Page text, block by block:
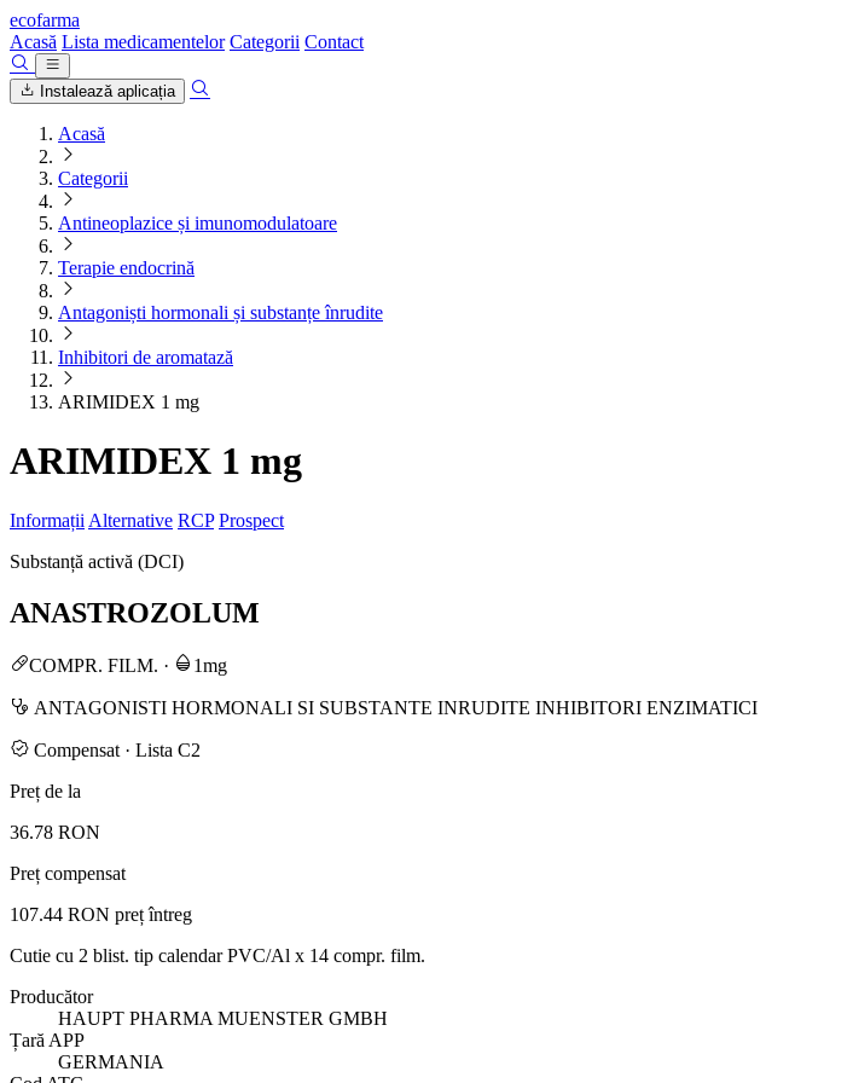
ecofarma
Acasă Lista medicamentelor Categorii Contact
Instalează aplicația
Acasă
Categorii
Antineoplazice și imunomodulatoare
Terapie endocrină
Antagoniști hormonali și substanțe înrudite
Inhibitori de aromatază
ARIMIDEX 1 mg
ARIMIDEX 1 mg
Informații Alternative RCP Prospect
Substanță activă (DCI)
ANASTROZOLUM
COMPR. FILM. · 1mg
ANTAGONISTI HORMONALI SI SUBSTANTE INRUDITE INHIBITORI ENZIMATICI
Compensat · Lista C2
Preț de la
36.78 RON
Preț compensat
107.44 RON preț întreg
Cutie cu 2 blist. tip calendar PVC/Al x 14 compr. film.
Producător
HAUPT PHARMA MUENSTER GMBH
Țară APP
GERMANIA